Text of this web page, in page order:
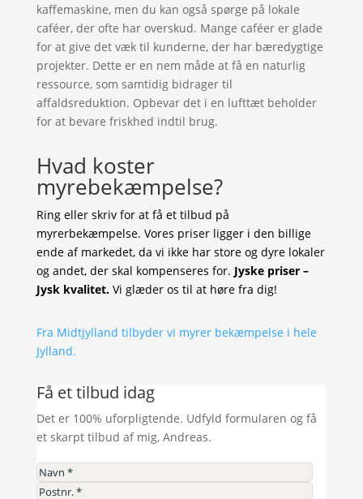
kaffemaskine, men du kan også spørge på lokale
caféer, der ofte har overskud. Mange caféer er glade
for at give det væk til kunderne, der har bæredygtige
projekter. Dette er en nem måde at få en naturlig
ressource, som samtidig bidrager til
affaldsreduktion. Opbevar det i en lufttæt beholder
for at bevare friskhed indtil brug.
Hvad koster
myrebekæmpelse?
Ring eller skriv for at få et tilbud på
myrerbekæmpelse. Vores priser ligger i den billige
ende af markedet, da vi ikke har store og dyre lokaler
og andet, der skal kompenseres for. Jyske priser –
Jysk kvalitet.Vi glæder os til at høre fra dig!
Fra Midtjylland tilbyder vi myrer bekæmpelse i hele
Jylland.
Få et tilbud idag
Det er 100% uforpligtende. Udfyld formularen og få
et skarpt tilbud af mig, Andreas.